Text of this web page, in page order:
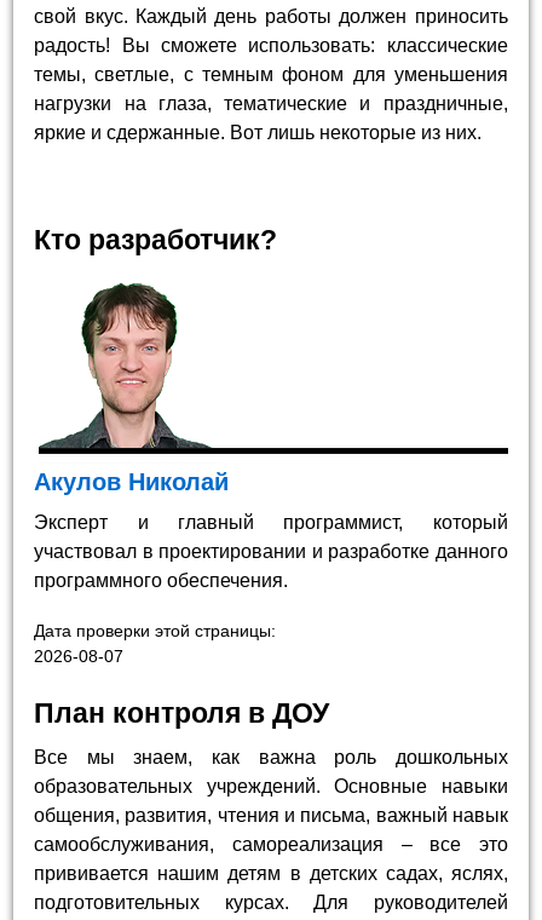
свой вкус. Каждый день работы должен приносить
радость! Вы сможете использовать: классические
темы, светлые, с темным фоном для уменьшения
нагрузки на глаза, тематические и праздничные,
яркие и сдержанные. Вот лишь некоторые из них.
Кто разработчик?
Акулов Николай
Эксперт и главный программист, который
участвовал в проектировании и разработке данного
программного обеспечения.
Дата проверки этой страницы:
2026-08-07
План контроля в ДОУ
Все мы знаем, как важна роль дошкольных
образовательных учреждений. Основные навыки
общения, развития, чтения и письма, важный навык
самообслуживания, самореализация – все это
прививается нашим детям в детских садах, яслях,
подготовительных курсах. Для руководителей